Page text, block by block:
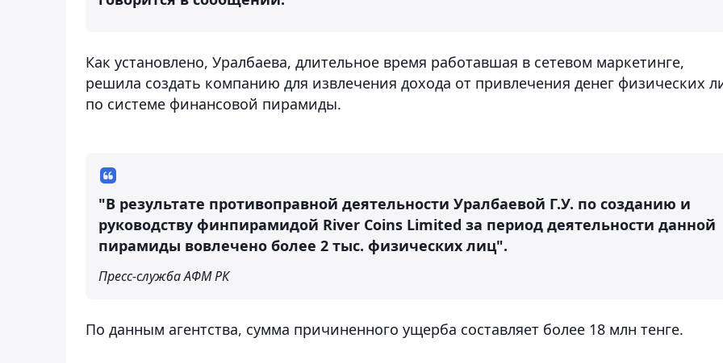
Как установлено, Уралбаева, длительное время работавшая в сетевом маркетинге,
решила создать компанию для извлечения дохода от привлечения денег физических
по системе финансовой пирамиды.
"В результате противоправной деятельности Уралбаевой Г.У. по созданию и
руководству финпирамидой River Coins Limited за период деятельности данной
пирамиды вовлечено более 2 тыс. физических лиц".
Пресс-служба АФМ РК
По данным агентства, сумма причиненного ущерба составляет более 18 млн тенге.